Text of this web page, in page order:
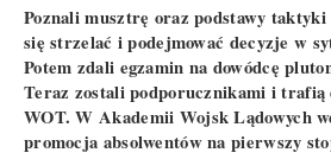
Poznali musztrę oraz podstawy
się strzelać i podejmować decyzje w
Potem zdali egzamin na dowódcę
Teraz zostali podporucznikami i trafią
WOT. W Akademii Wojsk Lądowych
promocja absolwentów na pierwszy